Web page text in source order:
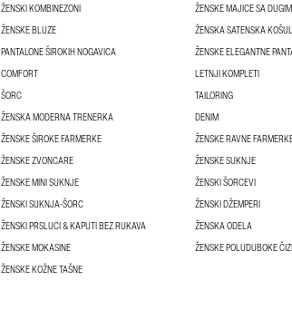
ŽENSKI KOMBINEZONI
ŽENSKE MAJICE SA
ŽENSKE BLUZE
ŽENSKA SATENSKA
PANTALONE ŠIROKIH NOGAVICA
ŽENSKE ELEGANTNE
COMFORT
LETNJI KOMPLETI
ŠORC
TAILORING
ŽENSKA MODERNA TRENERKA
DENIM
ŽENSKE ŠIROKE FARMERKE
ŽENSKE RAVNE
ŽENSKE ZVONCARE
ŽENSKE SUKNJE
ŽENSKE MINI SUKNJE
ŽENSKI ŠORCEVI
ŽENSKI SUKNJA-ŠORC
ŽENSKI DŽEMPERI
ŽENSKI PRSLUCI & KAPUTI BEZ RUKAVA
ŽENSKA ODELA
ŽENSKE MOKASINE
ŽENSKE POLUDUBOKE
ŽENSKE KOŽNE TAŠNE